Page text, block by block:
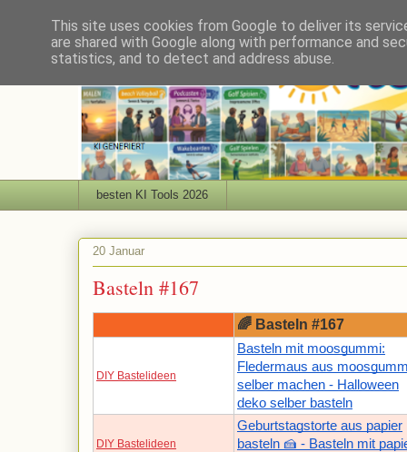
besten KI Tools 2026
20 Januar
Basteln #167
🌈 Basteln #167
DIY Bastelideen
Basteln mit moosgummi:
Fledermaus aus
selber machen - Halloween
deko selber basteln
DIY Bastelideen
Geburtstagstorte aus papier
basteln 🍰 - Basteln mit
This site uses cookies from Google to deliver its
are shared with Google along with performance and
statistics, and to detect and address abuse.